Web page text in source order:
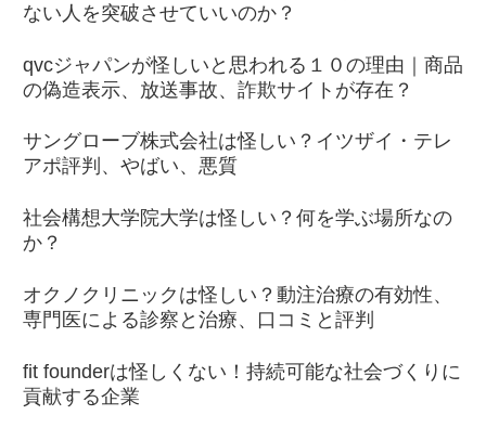
ない人を突破させていいのか？
qvcジャパンが怪しいと思われる１０の理由｜商品
の偽造表示、放送事故、詐欺サイトが存在？
サングローブ株式会社は怪しい？イツザイ・テレ
アポ評判、やばい、悪質
社会構想大学院大学は怪しい？何を学ぶ場所なの
か？
オクノクリニックは怪しい？動注治療の有効性、
専門医による診察と治療、口コミと評判
fit founderは怪しくない！持続可能な社会づくりに
貢献する企業